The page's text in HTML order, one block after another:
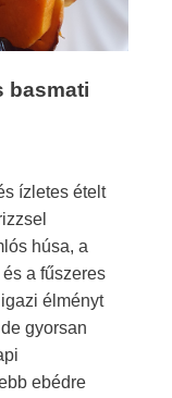
basmati
ízletes ételt
húsa, a
a fűszeres
élményt
gyorsan
ebédre